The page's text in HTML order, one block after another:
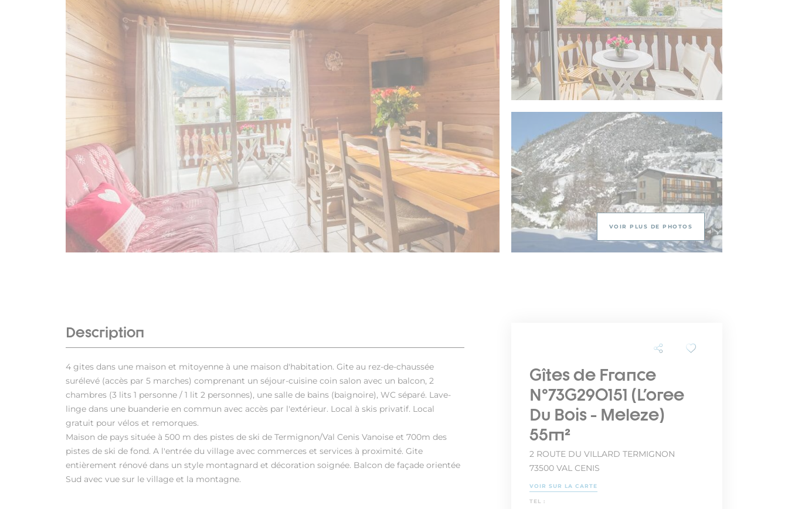
VOIR PLUS DE PHOTOS
Description
4 gites dans une maison et mitoyenne à une maison d'habitation. Gite au rez-de-chaussée
surélevé (accès par 5 marches) comprenant un séjour-cuisine coin salon avec un balcon, 2
chambres (3 lits 1 personne / 1 lit 2 personnes), une salle de bains (baignoire), WC séparé. Lave-
linge dans une buanderie en commun avec accès par l'extérieur. Local à skis privatif. Local
gratuit pour vélos et remorques.
Maison de pays située à 500 m des pistes de ski de Termignon/Val Cenis Vanoise et 700m des
pistes de ski de fond. A l'entrée du village avec commerces et services à proximité. Gite
entièrement rénové dans un style montagnard et décoration soignée. Balcon de façade orientée
Sud avec vue sur le village et la montagne.
Gîtes de France
N°73G290151 (L'oree
Du Bois - Meleze)
55m²
2 ROUTE DU VILLARD TERMIGNON
73500 VAL CENIS
VOIR SUR LA CARTE
TEL :